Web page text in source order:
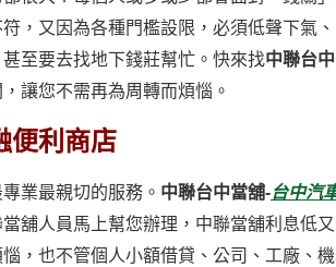
，又因為各種門檻設限，必須低聲下氣
至要去找地下錢莊幫忙。快來找中聯台
讓您不需再為周轉而煩惱。
便利商店
業最親切的服務。 中聯台中當舖-台中汽
舖人員馬上幫您辦理，中聯當舖利息低
，也不管個人小額借貸、公司、工廠、